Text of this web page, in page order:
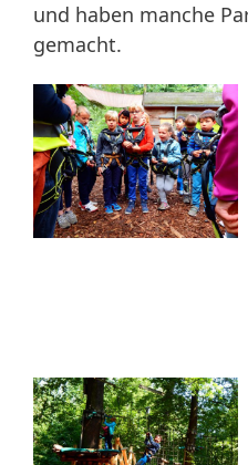
und haben manche
gemacht.